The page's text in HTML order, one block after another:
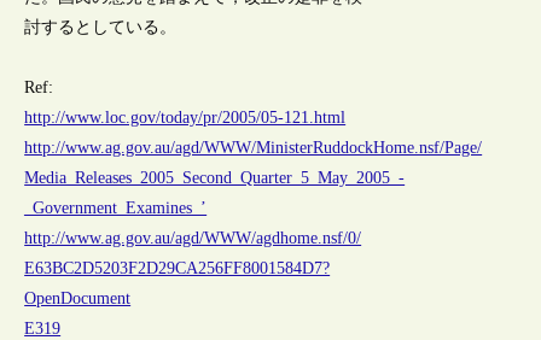
討するとしている。
Ref:
http://www.loc.gov/today/pr/2005/05-121.html
http://www.ag.gov.au/agd/WWW/MinisterRuddockHome.nsf/Page/
Media_Releases_2005_Second_Quarter_5_May_2005_-
_Government_Examines_’
http://www.ag.gov.au/agd/WWW/agdhome.nsf/0/
E63BC2D5203F2D29CA256FF8001584D7?
OpenDocument
E319